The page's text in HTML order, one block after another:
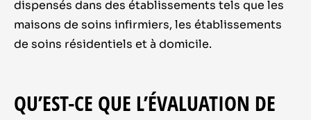
dispensés dans des établissements tels que les
maisons de soins infirmiers, les établissements
de soins résidentiels et à domicile.
QU’EST-CE QUE L’ÉVALUATION DE